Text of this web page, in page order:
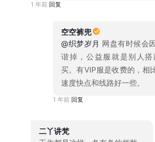
1 年前 回复
空空裤兜
@织梦岁月 网盘有时候会
谐掉，公益服就是别人
买。有VIP服是收费的，相
速度快点和线路好一些。
1 年前 回复
二丫讲梵